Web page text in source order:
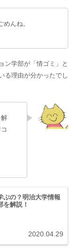
んね。
ン学部が「情ゴミ」と
る理由が分かったでし
ぶの？明治大学情報
を解説！
2020.04.29